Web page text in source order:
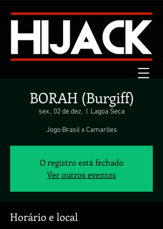
BORAH (Burgiff)
sex., 02 de dez. Lagoa Seca
Jogo Brasil x Camarões
O registro está fechado
Ver outros eventos
Horário e local